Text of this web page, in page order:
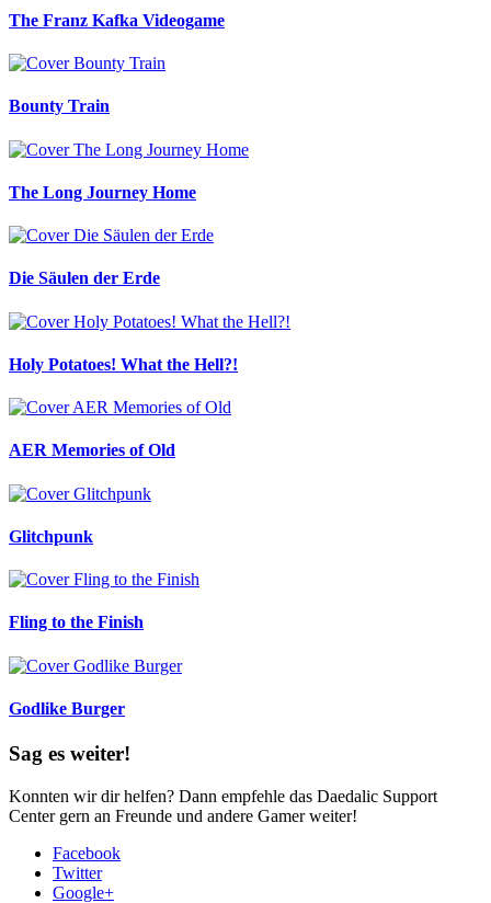
The Franz Kafka Videogame
Bounty Train
The Long Journey Home
Die Säulen der Erde
Holy Potatoes! What the Hell?!
AER Memories of Old
Glitchpunk
Fling to the Finish
Godlike Burger
Sag es weiter!
Konnten wir dir helfen? Dann empfehle das Daedalic Support
Center gern an Freunde und andere Gamer weiter!
Facebook
Twitter
Google+